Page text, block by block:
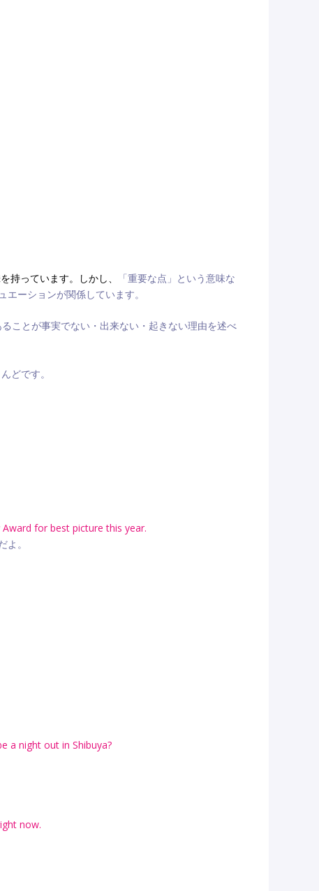
持っています。しかし、
「重要な点」という意味な
ーションが関係しています。
ことが事実でない・出来ない・起きない理由を述べ
どです。
for best picture this year.
。
a night out in Shibuya?
now.